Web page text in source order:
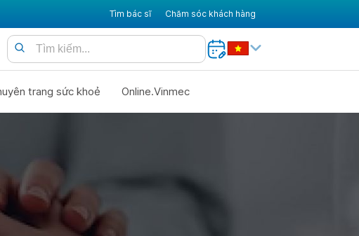
Tìm bác sĩ Chăm sóc khách hàng
trang sức khoẻ Online.Vinmec